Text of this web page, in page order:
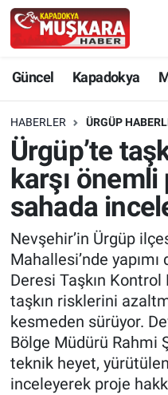
Güncel Kapadokya
HABERLER ÜRGÜP
Ürgüp’te
karşı önemli
sahada
Nevşehir’in Ürgüp
Mahallesi’nde
Deresi Taşkın
taşkın risklerini
kesmeden sürüyor.
Bölge Müdürü Rahmi
teknik heyet,
inceleyerek proje
Güncel
SEÇİM
Muşkara Özel
Kapadokya
Turizm
Kültür - Sanat
Yaşam
Nevşehir Hava
Nevşehir Trafik
Süper Lig Puan
Son Dakika
Haber Arşivi